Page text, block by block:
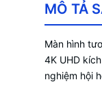
MÔ TẢ
Màn hình
4K UHD
nghiệm hội